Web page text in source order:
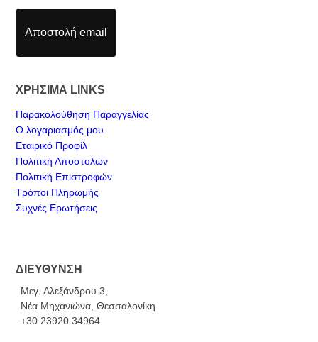
Αποστολή email
ΧΡΗΣΙΜΑ LINKS
Παρακολούθηση Παραγγελίας
Ο λογαριασμός μου
Εταιρικό Προφίλ
Πολιτική Αποστολών
Πολιτική Επιστροφών
Τρόποι Πληρωμής
Συχνές Ερωτήσεις
ΔΙΕΥΘΥΝΣΗ
Μεγ. Αλεξάνδρου 3,
Νέα Μηχανιώνα, Θεσσαλονίκη
+30 23920 34964